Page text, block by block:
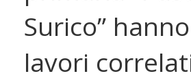
Surico”
lavori